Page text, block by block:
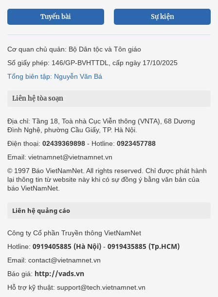
Tuyến bài Sự kiện
Cơ quan chủ quản: Bộ Dân tộc và Tôn giáo
Số giấy phép: 146/GP-BVHTTDL, cấp ngày 17/10/2025
Tổng biên tập: Nguyễn Văn Bá
Liên hệ tòa soạn
Địa chỉ: Tầng 18, Toà nhà Cục Viễn thông (VNTA), 68 Dương
Đình Nghệ, phường Cầu Giấy, TP. Hà Nội.
Điện thoại: 02439369898 - Hotline: 0923457788
Email: vietnamnet@vietnamnet.vn
© 1997 Báo VietNamNet. All rights reserved. Chỉ được phát hành
lại thông tin từ website này khi có sự đồng ý bằng văn bản của
báo VietNamNet.
Liên hệ quảng cáo
Công ty Cổ phần Truyền thông VietNamNet
Hotline: 0919405885 (Hà Nội) - 0919435885 (Tp.HCM)
Email: contact@vietnamnet.vn
Báo giá: http://vads.vn
Hỗ trợ kỹ thuật: support@tech.vietnamnet.vn